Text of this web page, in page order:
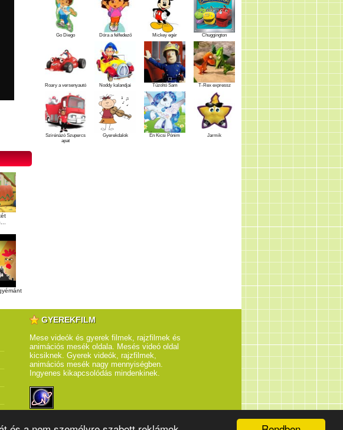
Go Diego Dóra a felfedező Mickey egér Chuggington
Roary a versenyautó Noddy kalandjai Tűzoltó Sam T-Rex expressz
Szirénázó Szupercs
apat
Gyerekdalok Én Kicsi Pónim Jarmik
GYEREKFILM
Mese videók és gyerek filmek, rajzfilmek és
animációs mesék oldala. Mesés videó oldal
kicsiknek. Gyerek videók, rajzfilmek,
animációs mesék nagy mennyiségben.
Ingyenes kikapcsolódás mindenkinek.